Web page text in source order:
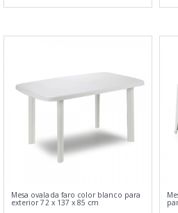
Mesa ovalada faro color blanco para
exterior 72 x 137 x 85 cm